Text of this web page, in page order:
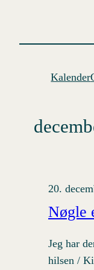
indhold
Kalender
20.
Nøgle
Jeg har
hilsen /